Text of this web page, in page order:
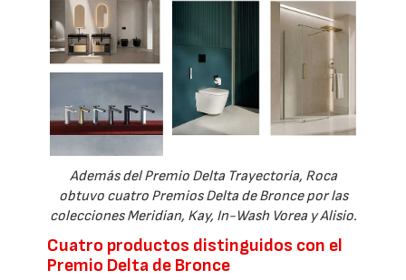
Además del Premio Delta Trayectoria, Roca
obtuvo cuatro Premios Delta de Bronce por las
colecciones Meridian, Kay, In-Wash Vorea y Alisio.
Cuatro productos distinguidos con el
Premio Delta de Bronce